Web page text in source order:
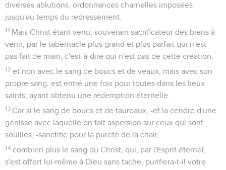
diverses ablutions, ordonnances charnelles imposées
jusqu'au temps du redressement.
11 Mais Christ étant venu, souverain sacrificateur des biens à
venir, par le tabernacle plus grand et plus parfait qui n'est
pas fait de main, c'est-à-dire qui n'est pas de cette création,
12 et non avec le sang de boucs et de veaux, mais avec son
propre sang, est entré une fois pour toutes dans les lieux
saints, ayant obtenu une rédemption éternelle.
13 Car si le sang de boucs et de taureaux, -et la cendre d'une
génisse avec laquelle on fait aspersion sur ceux qui sont
souillés, -sanctifie pour la pureté de la chair,
14 combien plus le sang du Christ, qui, par l'Esprit éternel,
s'est offert lui-même à Dieu sans tache, purifiera-t-il votre